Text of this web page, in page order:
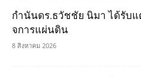
กำนันดร.ธวัชชัย นิมา ได้รับแ
จการแผ่นดิน
8 สิงหาคม 2026